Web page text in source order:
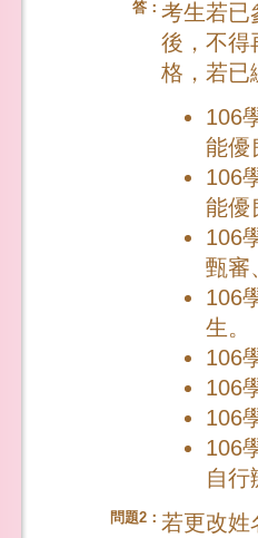
答： 考生若已
後，不得
格，若已
106
能優
106
能優
106
甄審
106
生。
106
106
106
106
自行
問題2： 若更改姓